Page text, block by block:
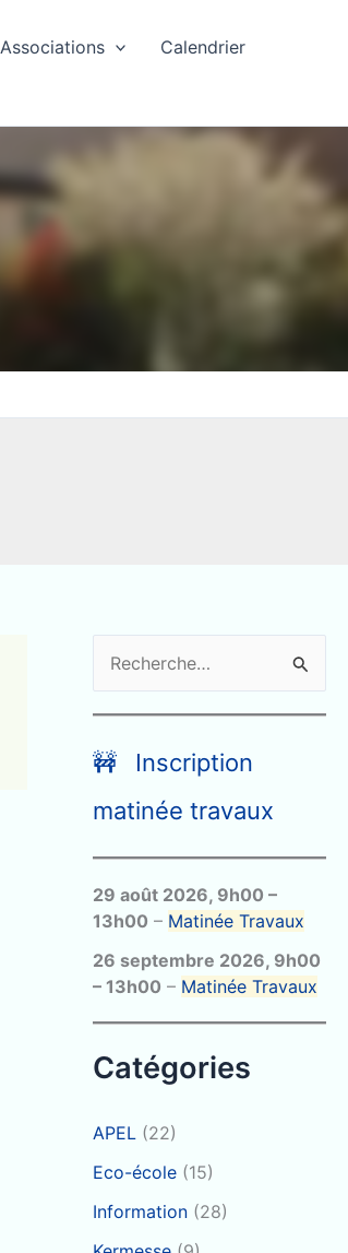
Associations
Calendrier
e
c
h
r
c
h
e
r
🚧 Inscription
matinée travaux
29 août 2026, 9h00 –
13h00 – Matinée Travaux
26 septembre 2026, 9h00
– 13h00 – Matinée Travaux
Catégories
APEL (22)
Eco-école (15)
Information (28)